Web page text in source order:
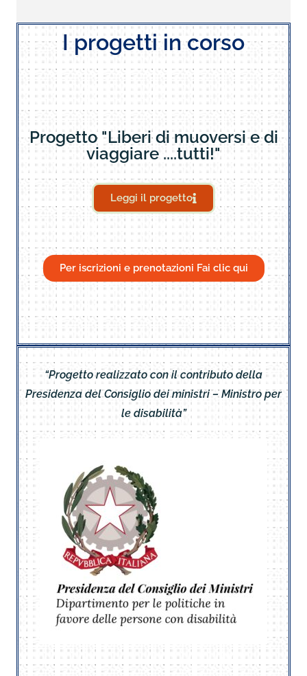
I progetti in corso
Progetto "Liberi di muoversi e di
viaggiare ....tutti!"
Leggi il progetto
Per iscrizioni e prenotazioni Fai clic qui
“Progetto realizzato con il contributo della
Presidenza del Consiglio dei ministri – Ministro per
le disabilità”